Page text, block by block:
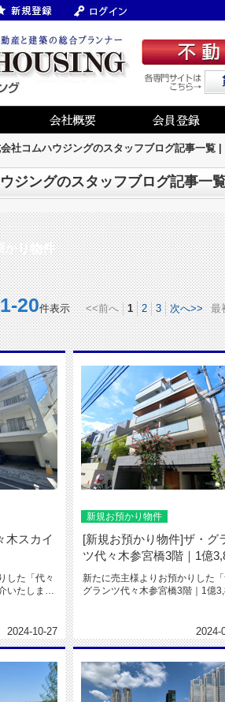
社コムハウジングのスタッフブログ記事一覧
ジングのスタッフブログ記事一
かり物件
20件表示 <<前へ 1 2 3 次へ>> 最
木スカイ
した「代々
いたしま
2024-10-27
新規お預かり物件
[新規お預かり物件]ザ・グ
ツ代々木参宮橋3階｜1億
新たに売主様よりお預かりした
グランツ代々木参宮橋3階｜1億
2024-